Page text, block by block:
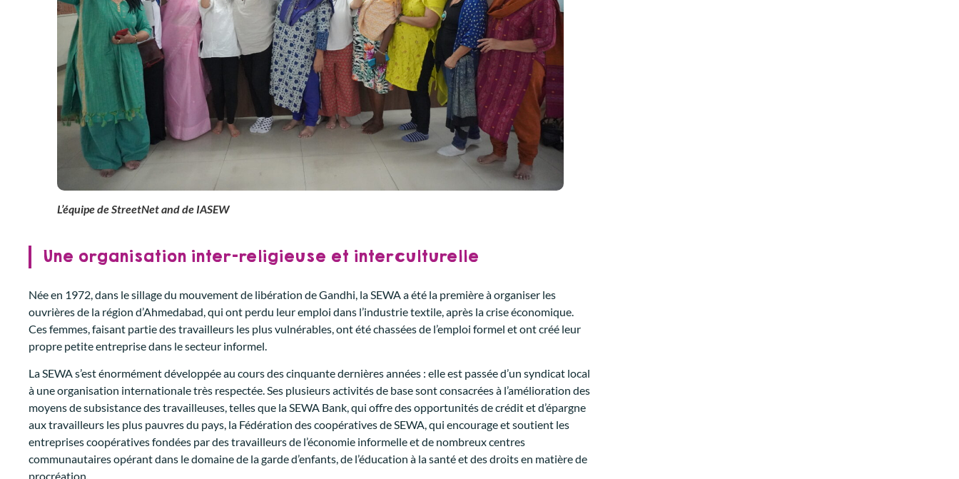
L’équipe de StreetNet and de IASEW
Une organisation inter-religieuse et interculturelle
Née en 1972, dans le sillage du mouvement de libération de Gandhi, la SEWA a été la première à organiser les
ouvrières de la région d’Ahmedabad, qui ont perdu leur emploi dans l’industrie textile, après la crise économique.
Ces femmes, faisant partie des travailleurs les plus vulnérables, ont été chassées de l’emploi formel et ont créé leur
propre petite entreprise dans le secteur informel.
La SEWA s’est énormément développée au cours des cinquante dernières années : elle est passée d’un syndicat local
à une organisation internationale très respectée. Ses plusieurs activités de base sont consacrées à l’amélioration des
moyens de subsistance des travailleuses, telles que la SEWA Bank, qui offre des opportunités de crédit et d’épargne
aux travailleurs les plus pauvres du pays, la Fédération des coopératives de SEWA, qui encourage et soutient les
entreprises coopératives fondées par des travailleurs de l’économie informelle et de nombreux centres
communautaires opérant dans le domaine de la garde d’enfants, de l’éducation à la santé et des droits en matière de
procréation.